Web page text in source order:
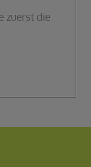
zuerst die